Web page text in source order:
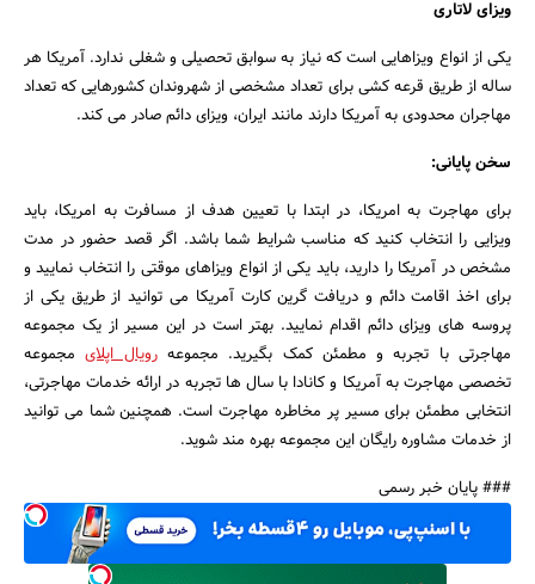
ویزای لاتاری
یکی از انواع ویزاهایی است که نیاز به سوابق تحصیلی و شغلی ندارد. آمریکا هر
ساله از طریق قرعه کشی برای تعداد مشخصی از شهروندان کشورهایی که تعداد
مهاجران محدودی به آمریکا دارند مانند ایران، ویزای دائم صادر می کند.
سخن پایانی:
برای مهاجرت به امریکا، در ابتدا با تعیین هدف از مسافرت به امریکا، باید
ویزایی را انتخاب کنید که مناسب شرایط شما باشد. اگر قصد حضور در مدت
مشخص در آمریکا را دارید، باید یکی از انواع ویزاهای موقتی را انتخاب نمایید و
برای اخذ اقامت دائم و دریافت گرین کارت آمریکا می توانید از طریق یکی از
پروسه های ویزای دائم اقدام نمایید. بهتر است در این مسیر از یک مجموعه
مهاجرتی با تجربه و مطمئن کمک بگیرید. مجموعهرویال اپلایمجموعه
تخصصی مهاجرت به آمریکا و کانادا با سال ها تجربه در ارائه خدمات مهاجرتی،
انتخابی مطمئن برای مسیر پر مخاطره مهاجرت است. همچنین شما می توانید
از خدمات مشاوره رایگان این مجموعه بهره مند شوید.
### پایان خبر رسمی